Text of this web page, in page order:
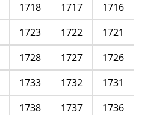
1716
1717
1718
1721
1722
1723
1726
1727
1728
1731
1732
1733
1736
1737
1738